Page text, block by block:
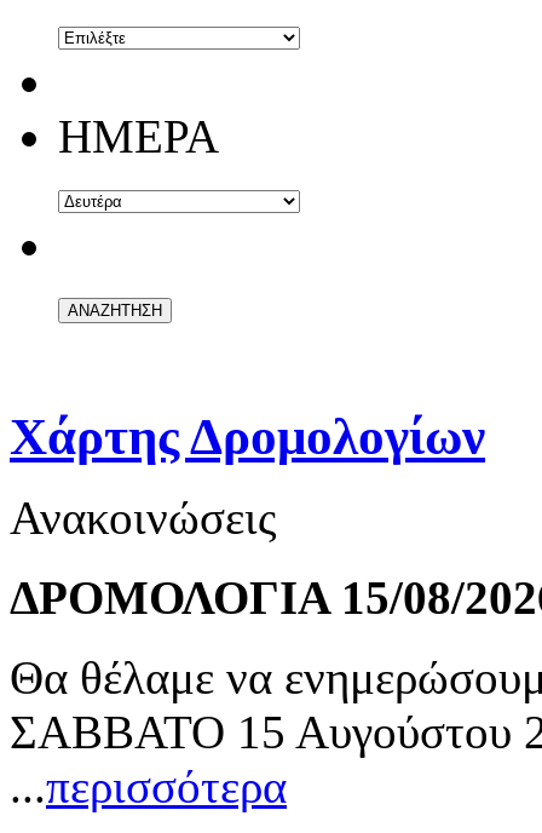
ΗΜΕΡΑ
Χάρτης Δρομολογίων
Ανακοινώσεις
ΔΡΟΜΟΛΟΓΙΑ 15/08/
Θα θέλαμε να
ΣΑΒΒΑΤΟ 15 Αυγούστου
...περισσότερα